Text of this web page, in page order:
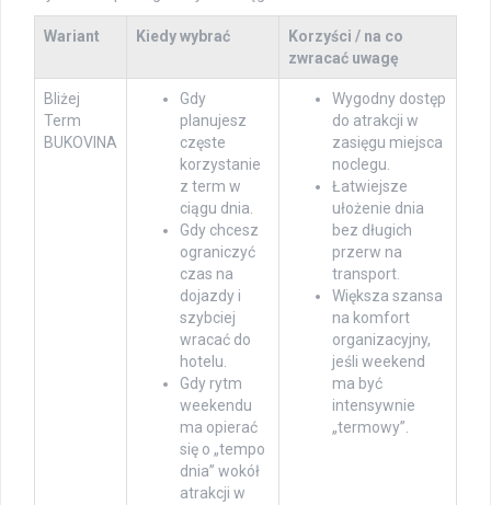
Wariant Kiedy wybrać
Korzyści / na co
zwracać uwagę
Bliżej
Term
BUKOVINA
Gdy
planujesz
częste
korzystanie
z term w
ciągu dnia.
Gdy chcesz
ograniczyć
czas na
dojazdy i
szybciej
wracać do
hotelu.
Gdy rytm
weekendu
ma opierać
się o „tempo
dnia” wokół
atrakcji w
Wygodny dostęp
do atrakcji w
zasięgu miejsca
noclegu.
Łatwiejsze
ułożenie dnia
bez długich
przerw na
transport.
Większa szansa
na komfort
organizacyjny,
jeśli weekend
ma być
intensywnie
„termowy”.